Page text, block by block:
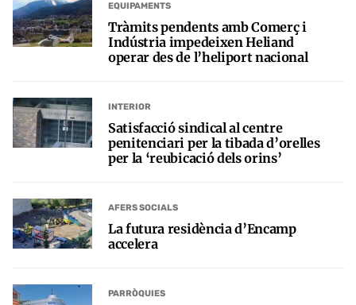
EQUIPAMENTS
Tràmits pendents amb Comerç i
Indústria impedeixen Heliand
operar des de l’heliport nacional
INTERIOR
Satisfacció sindical al centre
penitenciari per la tibada d’orelles
per la ‘reubicació dels orins’
AFERS SOCIALS
La futura residència d’Encamp
accelera
PARRÒQUIES